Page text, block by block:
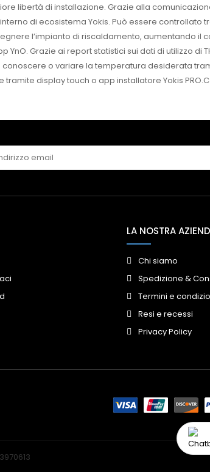
libertà di installazione. Grazie alla
di ecosistema Yokis. Può essere controllato
l’impianto di riscaldamento, aumentando il
Grazie ai report statistici sui dati di utilizzo di
conoscere o variare la temperatura desiderata
display touch o app installatore Yokis PRO.C
LA NOSTRA
Chi siamo
Spedizione &
Termini e
Resi e recessi
Privacy Policy